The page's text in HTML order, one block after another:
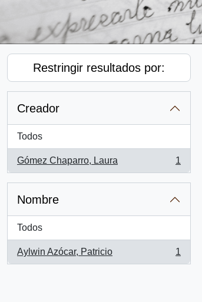
Restringir resultados por:
Creador
Todos
Gómez Chaparro, Laura
, 1 resultados
1
Nombre
Todos
Aylwin Azócar, Patricio
, 1 resultados
1